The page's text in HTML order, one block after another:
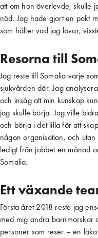
att om hon överlevde, skulle
nöd. Jag hade gjort en pakt
som håller vad jag lovar,
Resorna till
Jag reste till Somalia varje
sjukvården där. Jag
och insåg att min kunskap
jag skulle börja. Jag ville
och börja i det lilla för att
någon organisation, och
ledigt från jobbet en månad
Somalia.
Ett växande
Första året 2018 reste jag
med mig andra
personer som reser – en